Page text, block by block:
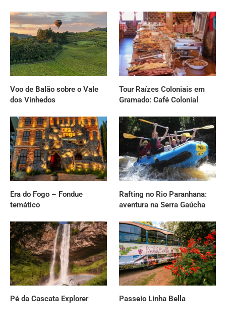
Voo de Balão sobre o Vale
dos Vinhedos
Tour Raízes Coloniais em
Gramado: Café Colonial
Era do Fogo – Fondue
temático
Rafting no Rio Paranhana:
aventura na Serra Gaúcha
Pé da Cascata Explorer Passeio Linha Bella